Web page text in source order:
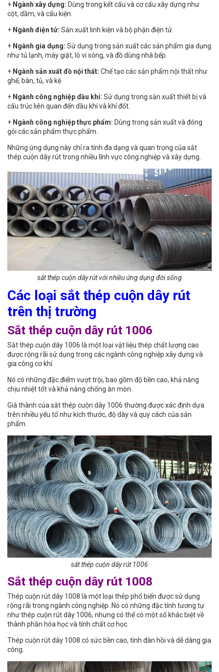
+ Ngành xây dựng: Dùng trong kết cấu và cơ cấu xây dựng như
cột, dầm, và cấu kiện.
+ Ngành điện tử: Sản xuất linh kiện và bộ phận điện tử.
+ Ngành gia dụng: Sử dụng trong sản xuất các sản phẩm gia dụng
như tủ lạnh, máy giặt, lò vi sóng, và đồ dùng nhà bếp.
+ Ngành sản xuất đồ nội thất: Chế tạo các sản phẩm nội thất như
ghế, bàn, tủ, và kệ.
+ Ngành công nghiệp dầu khí: Sử dụng trong sản xuất thiết bị và
cấu trúc liên quan đến dầu khí và khí đốt.
+ Ngành công nghiệp thực phẩm: Dùng trong sản xuất và đóng
gói các sản phẩm thực phẩm.
Những ứng dụng này chỉ ra tính đa dạng và quan trọng của sắt
thép cuộn dây rút trong nhiều lĩnh vực công nghiệp và xây dựng.
sắt thép cuộn dây rút với nhiều ứng dụng đời sống
Các loại sắt thép cuộn dây rút
trên thị trường
Sắt thép cuộn dây rút 1006
Sắt thép cuộn dây 1006 là một loại vật liệu thép chất lượng cao
được rộng rãi sử dụng trong các ngành công nghiệp xây dựng và
gia công cơ khí.
Nó có những đặc điểm vượt trội, bao gồm độ bền cao, khả năng
chịu nhiệt tốt và khả năng chống ăn mòn.
Giá thành của sắt thép cuộn dây 1006 thường được xác định dựa
trên nhiều yếu tố như kích thước, độ dày và quy cách của sản
phẩm.
sắt thép cuộn dây rút 1006
Sắt thép cuộn dây rút 1008
Thép cuộn rút dây 1008 là một loại thép phổ biến được sử dụng
rộng rãi trong ngành công nghiệp. Nó có những đặc tính tương tự
như thép cuộn rút dây 1006, nhưng có thể có một số khác biệt về
thành phần hóa học và tính chất cơ học.
Thép cuộn rút dây 1008 có sức bền cao, tính đàn hồi và dễ dàng gia
công.